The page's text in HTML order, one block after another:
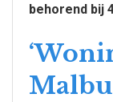
behorend bij